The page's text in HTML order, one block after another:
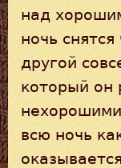
над
ночь
другой
который он
всю ночь